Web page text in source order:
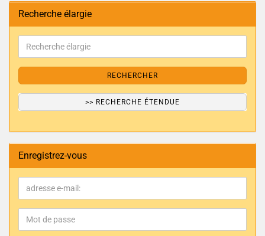
Recherche élargie
RECHERCHER
>> RECHERCHE ÉTENDUE
Enregistrez-vous